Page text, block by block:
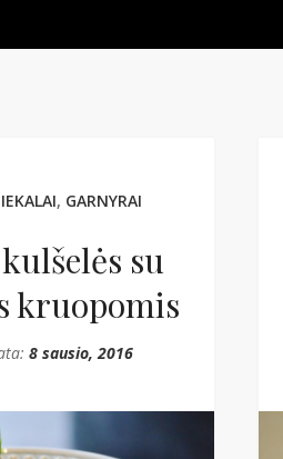
, GARNYRAI
su
kruopomis
8 sausio, 2016